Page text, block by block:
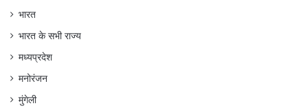
भारत
भारत के सभी राज्य
मध्यप्रदेश
मनोरंजन
मुंगेली